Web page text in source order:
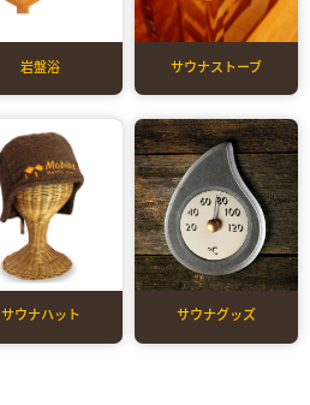
岩盤浴 サウナストーブ
サウナハット サウナグッズ